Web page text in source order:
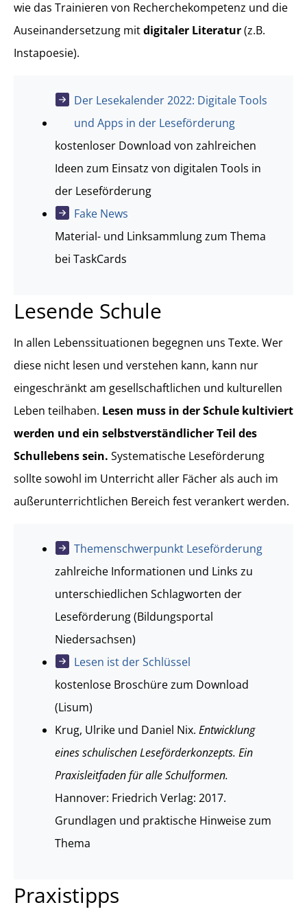
wie das Trainieren von Recherchekompetenz und die
Auseinandersetzung mitdigitaler Literatur(z.B.
Instapoesie).
Der Lesekalender 2022: Digitale Tools
und Apps in der Leseförderung
kostenloser Download von zahlreichen
Ideen zum Einsatz von digitalen Tools in
der Leseförderung
Fake News
Material- und Linksammlung zum Thema
bei TaskCards
Lesende Schule
In allen Lebenssituationen begegnen uns Texte. Wer
diese nicht lesen und verstehen kann, kann nur
eingeschränkt am gesellschaftlichen und kulturellen
Leben teilhaben. Lesen muss in der Schule kultiviert
werden und ein selbstverständlicher Teil des
Schullebens sein. Systematische Leseförderung
sollte sowohl im Unterricht aller Fächer als auch im
außerunterrichtlichen Bereich fest verankert werden.
Themenschwerpunkt Leseförderung
zahlreiche Informationen und Links zu
unterschiedlichen Schlagworten der
Leseförderung (Bildungsportal
Niedersachsen)
Lesen ist der Schlüssel
kostenlose Broschüre zum Download
(Lisum)
Krug, Ulrike und Daniel Nix. Entwicklung
eines schulischen Leseförderkonzepts. Ein
Praxisleitfaden für alle Schulformen.
Hannover: Friedrich Verlag: 2017.
Grundlagen und praktische Hinweise zum
Thema
Praxistipps